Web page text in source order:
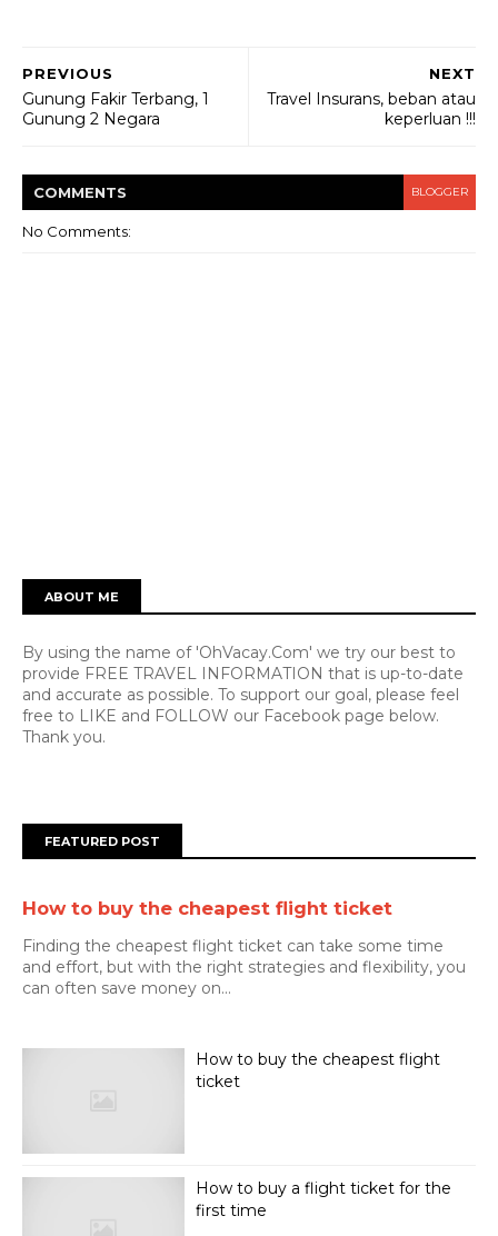
NEXT
Travel Insurans, beban atau
keperluan !!!
PREVIOUS
Gunung Fakir Terbang, 1
Gunung 2 Negara
COMMENTS BLOGGER
No Comments:
ABOUT ME
By using the name of 'OhVacay.Com' we try our best to
provide FREE TRAVEL INFORMATION that is up-to-date
and accurate as possible. To support our goal, please feel
free to LIKE and FOLLOW our Facebook page below.
Thank you.
FEATURED POST
How to buy the cheapest flight ticket
Finding the cheapest flight ticket can take some time
and effort, but with the right strategies and flexibility, you
can often save money on...
How to buy the cheapest flight
ticket
How to buy a flight ticket for the
first time